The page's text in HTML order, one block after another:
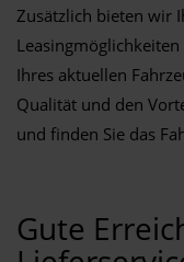
Zusätzlich bieten wir
Ihres aktuellen
Qualität und den
und finden Sie das
Gute